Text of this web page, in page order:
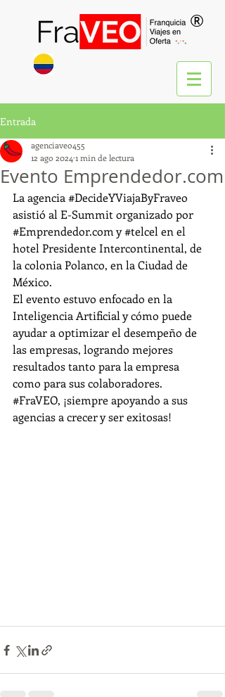
®
Entrada
Evento Emprendedor.com
agenciaveo455
12 ago 2024 1 min de lectura
La agencia #DecideYViajaByFraveo
asistió al E-Summit organizado por
#Emprendedor.com y #telcel en el
hotel Presidente Intercontinental, de
la colonia Polanco, en la Ciudad de
México.
El evento estuvo enfocado en la
Inteligencia Artificial y cómo puede
ayudar a optimizar el desempeño de
las empresas, logrando mejores
resultados tanto para la empresa
como para sus colaboradores.
#FraVEO, ¡siempre apoyando a sus
agencias a crecer y ser exitosas!